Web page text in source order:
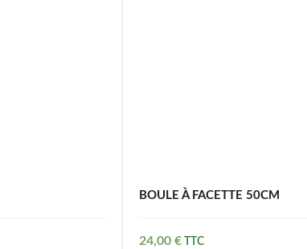
BOULE À FACETTE 50CM
24,00 €